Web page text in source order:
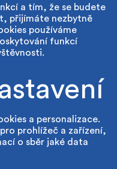
a tím, že se budete
přijímáte nezbytně
používáme
funkcí
a personalizace.
prohlížeč a zařízení,
o sběr jaké data